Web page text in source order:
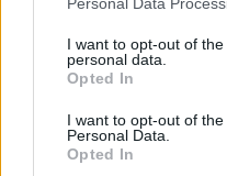
I want to opt-out of
personal data.
Opted In
I want to opt-out of
Personal Data.
Opted In
έλεγχο του σακχάρου
Το απολαυστικό βίντεο
μητέρα της